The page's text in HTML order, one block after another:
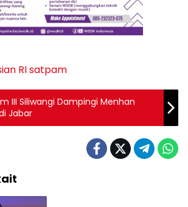
RIsatpam
III Siliwangi Dampingi Menhan
Jabar